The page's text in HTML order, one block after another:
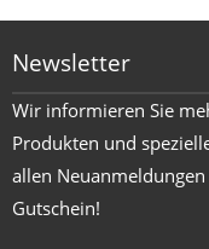
Newsletter
Wir informieren Sie
Produkten und
allen
Gutschein!